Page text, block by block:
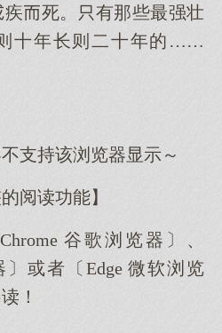
死。有那些最强壮
十年长则二十年的……
支持该浏览器显示～
阅读功能】
谷歌浏览器〕、
〕或者〔Edge 微软浏览
！